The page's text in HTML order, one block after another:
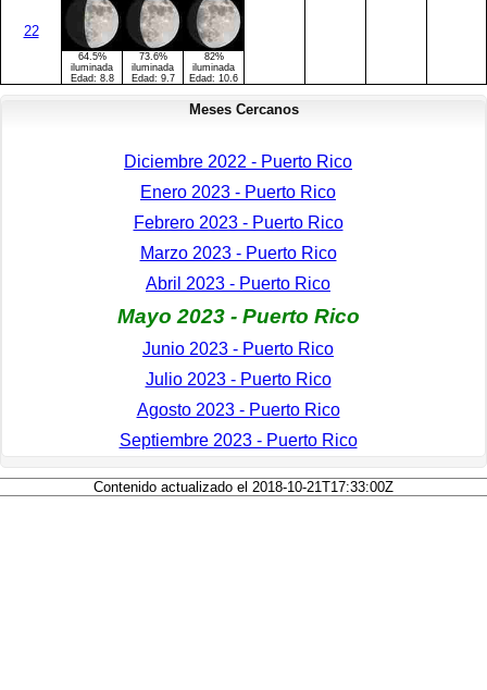
22
64.5%
iluminada
Edad: 8.8
73.6%
iluminada
Edad: 9.7
82%
iluminada
Edad: 10.6
Meses Cercanos
Diciembre 2022 - Puerto Rico
Enero 2023 - Puerto Rico
Febrero 2023 - Puerto Rico
Marzo 2023 - Puerto Rico
Abril 2023 - Puerto Rico
Mayo 2023 - Puerto Rico
Junio 2023 - Puerto Rico
Julio 2023 - Puerto Rico
Agosto 2023 - Puerto Rico
Septiembre 2023 - Puerto Rico
Contenido actualizado el 2018-10-21T17:33:00Z